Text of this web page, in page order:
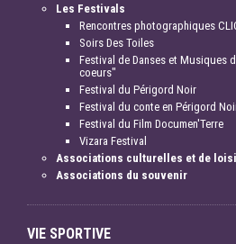
Les Festivals
Rencontres photographiques
Soirs Des Toiles
Festival de Danses et Musiques
coeurs"
Festival du Périgord Noir
Festival du conte en Périgord
Festival du Film Documen'Terre
Vizara Festival
Associations culturelles et de
Associations du souvenir
VIE SPORTIVE